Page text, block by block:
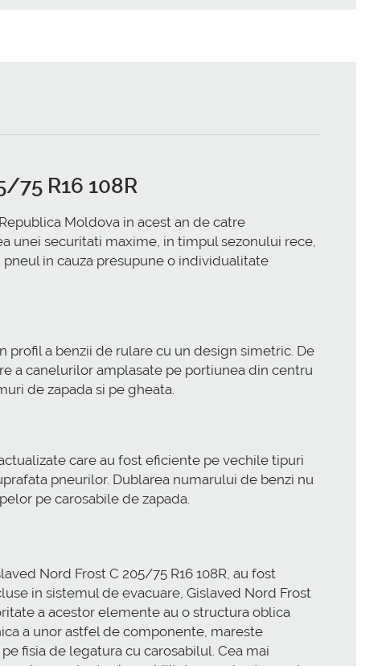
75 R16 108R
Moldova in acest an de catre
unei securitati maxime, in timpul sezonului rece,
in cauza presupune o individualitate
profil a benzii de rulare cu un design simetric. De
a canelurilor amplasate pe portiunea din centru
de zapada si pe gheata.
care au fost eficiente pe vechile tipuri
pneurilor. Dublarea numarului de benzi nu
pe carosabile de zapada.
Nord Frost C 205/75 R16 108R, au fost
in sistemul de evacuare, Gislaved Nord Frost
a acestor elemente au o structura oblica
a unor astfel de componente, mareste
fisia de legatura cu carosabilul. Cea mai